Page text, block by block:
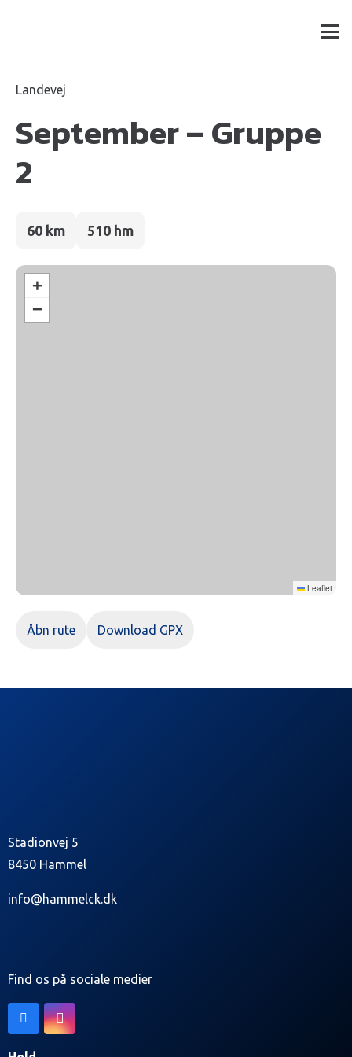
Landevej
September – Gruppe
2
60 km 510 hm
+
−
Leaflet
Åbn rute Download GPX
Stadionvej 5
8450 Hammel
info@hammelck.dk
Find os på sociale medier